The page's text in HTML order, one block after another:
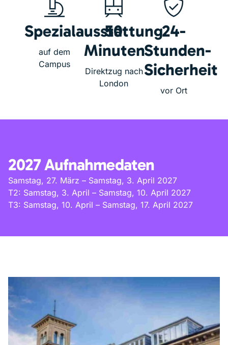
Spezialausstattung
auf dem
Campus
50
Minuten
Direktzug nach
London
24-
Stunden-
Sicherheit
vor Ort
2027 Aufnahmedaten
Samstag, 27. März – Samstag, 3. April 2027
T2: Samstag, 3. April – Samstag, 10. April 2027
T3: Samstag, 10. April – Samstag, 17. April 2027